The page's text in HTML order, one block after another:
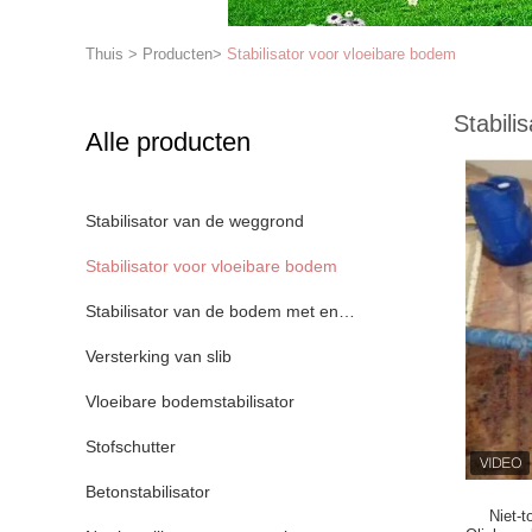
Thuis > Producten> Stabilisator voor vloeibare bodem
Alle producten
Stabilisator van de weggrond
Stabilisator voor vloeibare bodem
Stabilisator van de bodem met enzymen
Versterking van slib
Vloeibare bodemstabilisator
Stofschutter
Betonstabilisator
Niet-